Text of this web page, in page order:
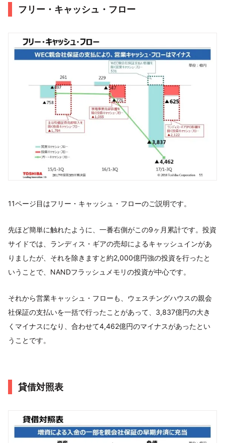
フリー・キャッシュ・フロー
11ページ目はフリー・キャッシュ・フローのご説明です。
先ほど簡単に触れたように、一番右側がこの9ヶ月累計です。投資
サイドでは、ランディス・ギアの売却によるキャッシュインがあ
りましたが、それを除きますと約2,000億円強の投資を行ったと
いうことで、NANDフラッシュメモリの投資が中心です。
それから営業キャッシュ・フローも、ウェスチングハウスの親会
社保証の支払いを一括で行ったことがあって、3,837億円の大き
くマイナスになり、合わせて4,462億円のマイナスがあったとい
うことです。
貸借対照表